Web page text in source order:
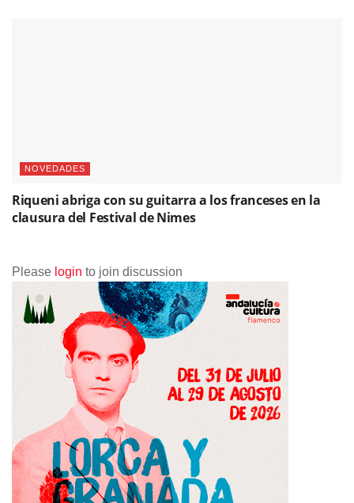
NOVEDADES
Riqueni abriga con su guitarra a los franceses en la
clausura del Festival de Nimes
Please login to join discussion